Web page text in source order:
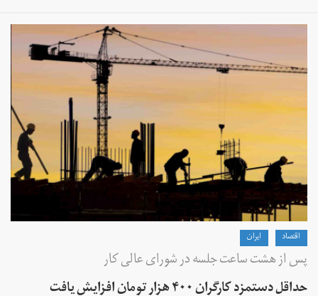
اقتصاد ايران
پس از هشت ساعت جلسه در شورای عالی کار
حداقل دستمزد کارگران ۴۰۰ هزار تومان افزایش یافت